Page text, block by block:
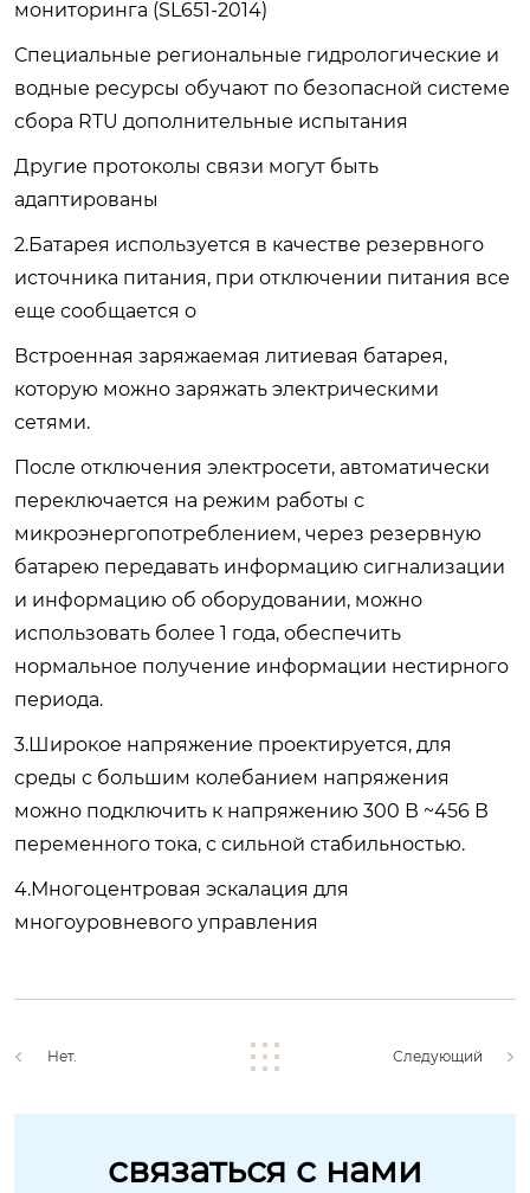
мониторинга (SL651-2014)
Специальные региональные гидрологические и
водные ресурсы обучают по безопасной системе
сбора RTU дополнительные испытания
Другие протоколы связи могут быть
адаптированы
2.Батарея используется в качестве резервного
источника питания, при отключении питания все
еще сообщается о
Встроенная заряжаемая литиевая батарея,
которую можно заряжать электрическими
сетями.
После отключения электросети, автоматически
переключается на режим работы с
микроэнергопотреблением, через резервную
батарею передавать информацию сигнализации
и информацию об оборудовании, можно
использовать более 1 года, обеспечить
нормальное получение информации нестирного
периода.
3.Широкое напряжение проектируется, для
среды с большим колебанием напряжения
можно подключить к напряжению 300 В ~456 В
переменного тока, с сильной стабильностью.
4.Многоцентровая эскалация для
многоуровневого управления
Нет. Следующий
связаться с нами